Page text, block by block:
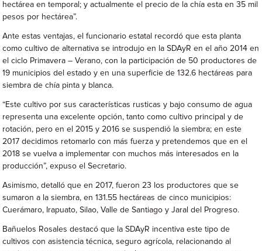
hectárea en temporal; y actualmente el precio de la chía esta en 35 mil
pesos por hectárea”.
Ante estas ventajas, el funcionario estatal recordó que esta planta
como cultivo de alternativa se introdujo en la SDAyR en el año 2014 en
el ciclo Primavera – Verano, con la participación de 50 productores de
19 municipios del estado y en una superficie de 132.6 hectáreas para
siembra de chía pinta y blanca.
“Este cultivo por sus características rusticas y bajo consumo de agua
representa una excelente opción, tanto como cultivo principal y de
rotación, pero en el 2015 y 2016 se suspendió la siembra; en este
2017 decidimos retomarlo con más fuerza y pretendemos que en el
2018 se vuelva a implementar con muchos más interesados en la
producción”, expuso el Secretario.
Asimismo, detalló que en 2017, fueron 23 los productores que se
sumaron a la siembra, en 131.55 hectáreas de cinco municipios:
Cuerámaro, Irapuato, Silao, Valle de Santiago y Jaral del Progreso.
Bañuelos Rosales destacó que la SDAyR incentiva este tipo de
cultivos con asistencia técnica, seguro agrícola, relacionando al